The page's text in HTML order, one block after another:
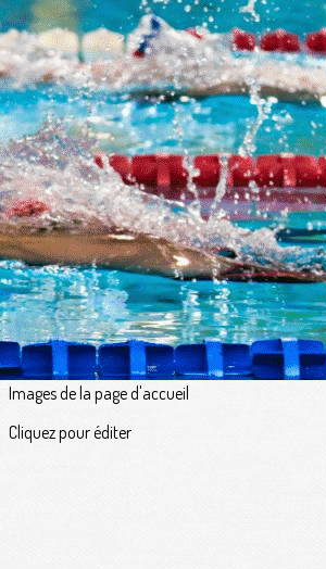
Exporter les lignes sélectionnées
Exporter toutes les colonnes
Exporter uniquement les colonnes affichées
Menu
<
>
Qui sommes-nous ?
Le Comité Directeur
Certificat - Attestation - Autorisation
Les tarifs
Ce que nous proposons
Contact
?>
Images de la page d'accueil
Cliquez pour éditer